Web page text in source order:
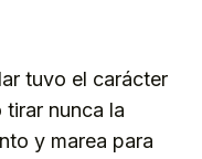
tuvo el carácter
nunca la
y marea para